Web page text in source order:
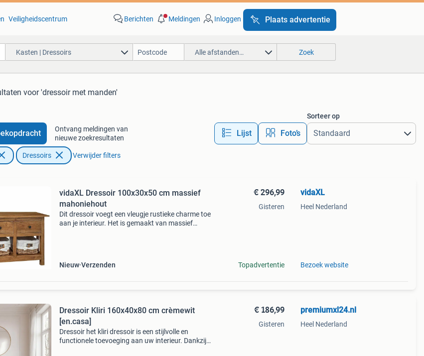
Veiligheidscentrum Berichten Meldingen Inloggen Plaats advertentie
Kasten | Dressoirs Alle afstanden… Zoek
voor 'dressoir met manden'
Ontvang meldingen van
nieuwe zoekresultaten
Lijst Foto’s
Sorteer op
Dressoirs Verwijder filters
vidaXL Dressoir 100x30x50 cm massief
mahoniehout
Dit dressoir voegt een vleugje rustieke charme toe
aan je interieur. Het is gemaakt van massief
Nieuw Verzenden
€ 296,99
Gisteren
Topadvertentie
vidaXL
Heel Nederland
Bezoek website
Dressoir Kliri 160x40x80 cm crèmewit
[en.casa]
Dressoir het kliri dressoir is een stijlvolle en
functionele toevoeging aan uw interieur. Dankzij
€ 186,99
Gisteren
premiumxl24.nl
Heel Nederland